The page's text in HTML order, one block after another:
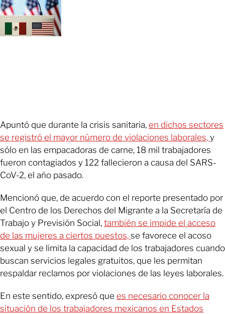
Apuntó que durante la crisis sanitaria, en dichos sectores
se registró el mayor número de violaciones laborales, y
sólo en las empacadoras de carne, 18 mil trabajadores
fueron contagiados y 122 fallecieron a causa del SARS-
CoV-2, el año pasado.
Mencionó que, de acuerdo con el reporte presentado por
el Centro de los Derechos del Migrante a la Secretaría de
Trabajo y Previsión Social, también se impide el acceso
de las mujeres a ciertos puestos, se favorece el acoso
sexual y se limita la capacidad de los trabajadores cuando
buscan servicios legales gratuitos, que les permitan
respaldar reclamos por violaciones de las leyes laborales.
En este sentido, expresó que es necesario conocer la
situación de los trabajadores mexicanos en Estados